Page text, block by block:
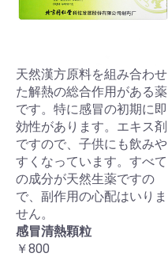
天然漢方原料を組み合わせ
た解熱の総合作用がある薬
です。特に感冒の初期に即
効性があります。エキス剤
ですので、子供にも飲みや
すくなっています。すべて
の成分が天然生薬ですの
で、副作用の心配はいりま
せん。
感冒清熱顆粒
￥800